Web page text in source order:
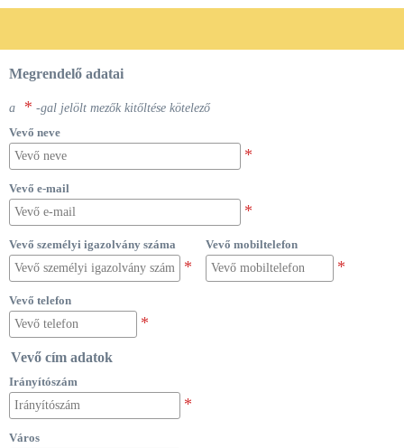
Megrendelő adatai
a * -gal jelölt mezők kitőltése kötelező
Vevő neve
Vevő e-mail
Vevő személyi igazolvány száma Vevő mobiltelefon
Vevő telefon
Vevő cím adatok
Irányítószám
Város